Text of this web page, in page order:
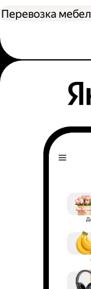
Перевозка